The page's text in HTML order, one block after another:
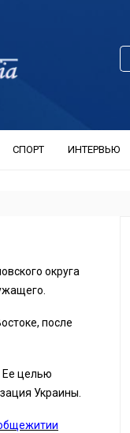
СПОРТ ИНТЕРВЬЮ
округа
после
Ее целью
Украины.